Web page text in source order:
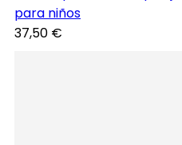
para niños
37,50 €